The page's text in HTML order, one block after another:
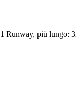
1 Runway, più lungo: